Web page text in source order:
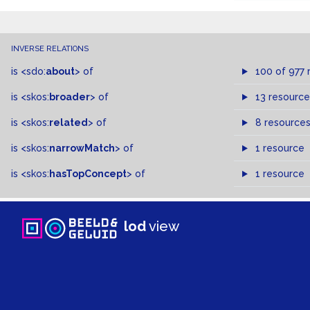
INVERSE RELATIONS
is <sdo:about> of 100 of 977
is <skos: broader> of 13
is <skos:related > of 8 resources
is <skos:narrowMatch> of 1 resource
is <skos: hasTopConcept> of 1 resource
lodview